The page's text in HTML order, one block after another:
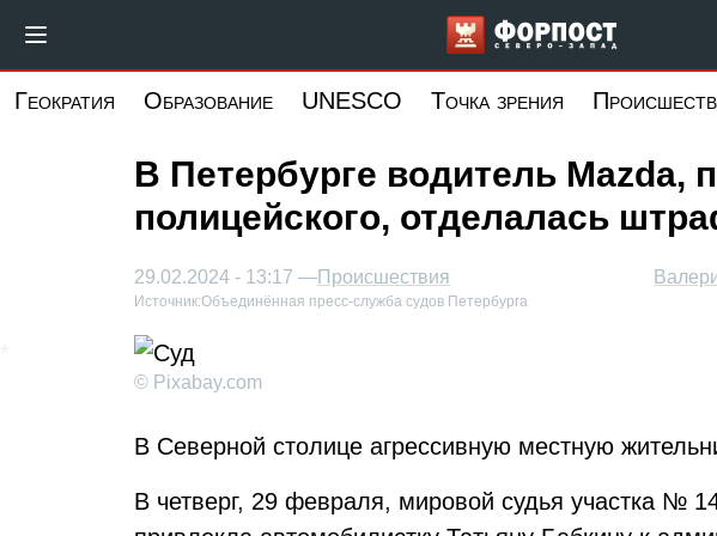
основному
Форпост
Геократия Образование UNESCO Точка зрения
В Петербурге водитель Mazda,
полицейского, отделалась
29.02.2024 - 13:17 —Происшествия
Источник:Объединённая пресс-служба судов Петербурга
© Pixabay.com
В Северной столице агрессивную местную
В четверг, 29 февраля, мировой судья участка №